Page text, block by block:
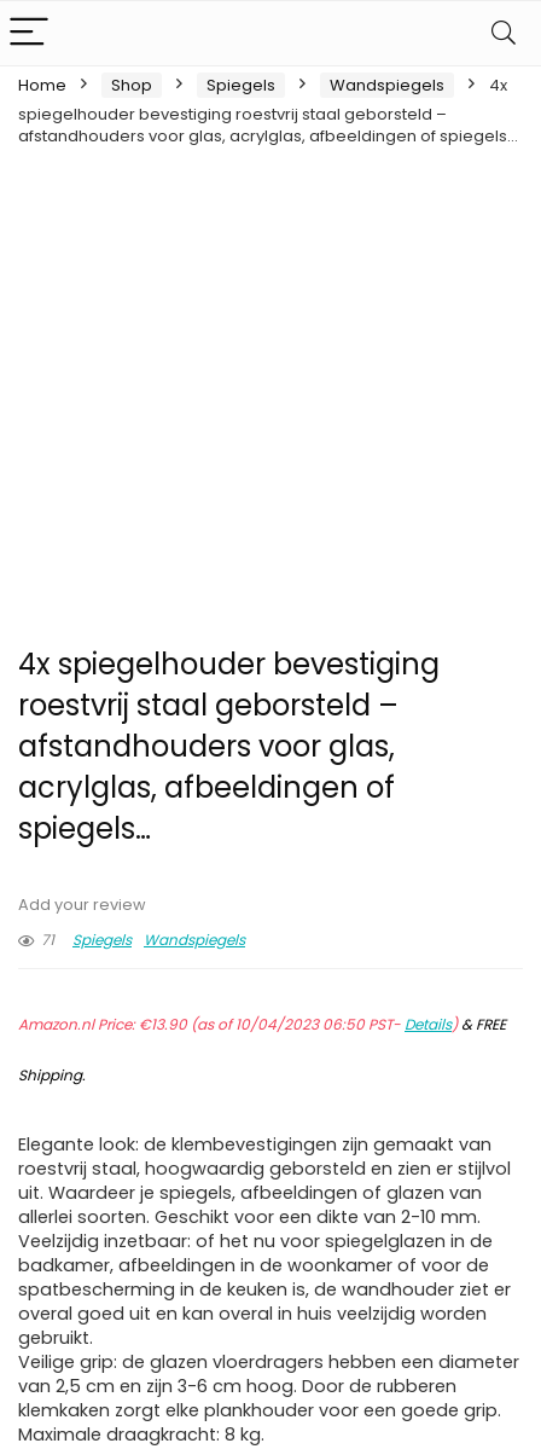
Home Shop Spiegels Wandspiegels
4x
spiegelhouder bevestiging roestvrij staal geborsteld –
afstandhouders voor glas, acrylglas, afbeeldingen of spiegels…
4x spiegelhouder bevestiging
roestvrij staal geborsteld –
afstandhouders voor glas,
acrylglas, afbeeldingen of
spiegels…
Add your review
71
Spiegels Wandspiegels
Amazon.nl Price:€13.90(as of 10/04/2023 06:50 PST- Details)&FREE
Shipping.
Elegante look: de klembevestigingen zijn gemaakt van
roestvrij staal, hoogwaardig geborsteld en zien er stijlvol
uit. Waardeer je spiegels, afbeeldingen of glazen van
allerlei soorten. Geschikt voor een dikte van 2-10 mm.
Veelzijdig inzetbaar: of het nu voor spiegelglazen in de
badkamer, afbeeldingen in de woonkamer of voor de
spatbescherming in de keuken is, de wandhouder ziet er
overal goed uit en kan overal in huis veelzijdig worden
gebruikt.
Veilige grip: de glazen vloerdragers hebben een diameter
van 2,5 cm en zijn 3-6 cm hoog. Door de rubberen
klemkaken zorgt elke plankhouder voor een goede grip.
Maximale draagkracht: 8 kg.